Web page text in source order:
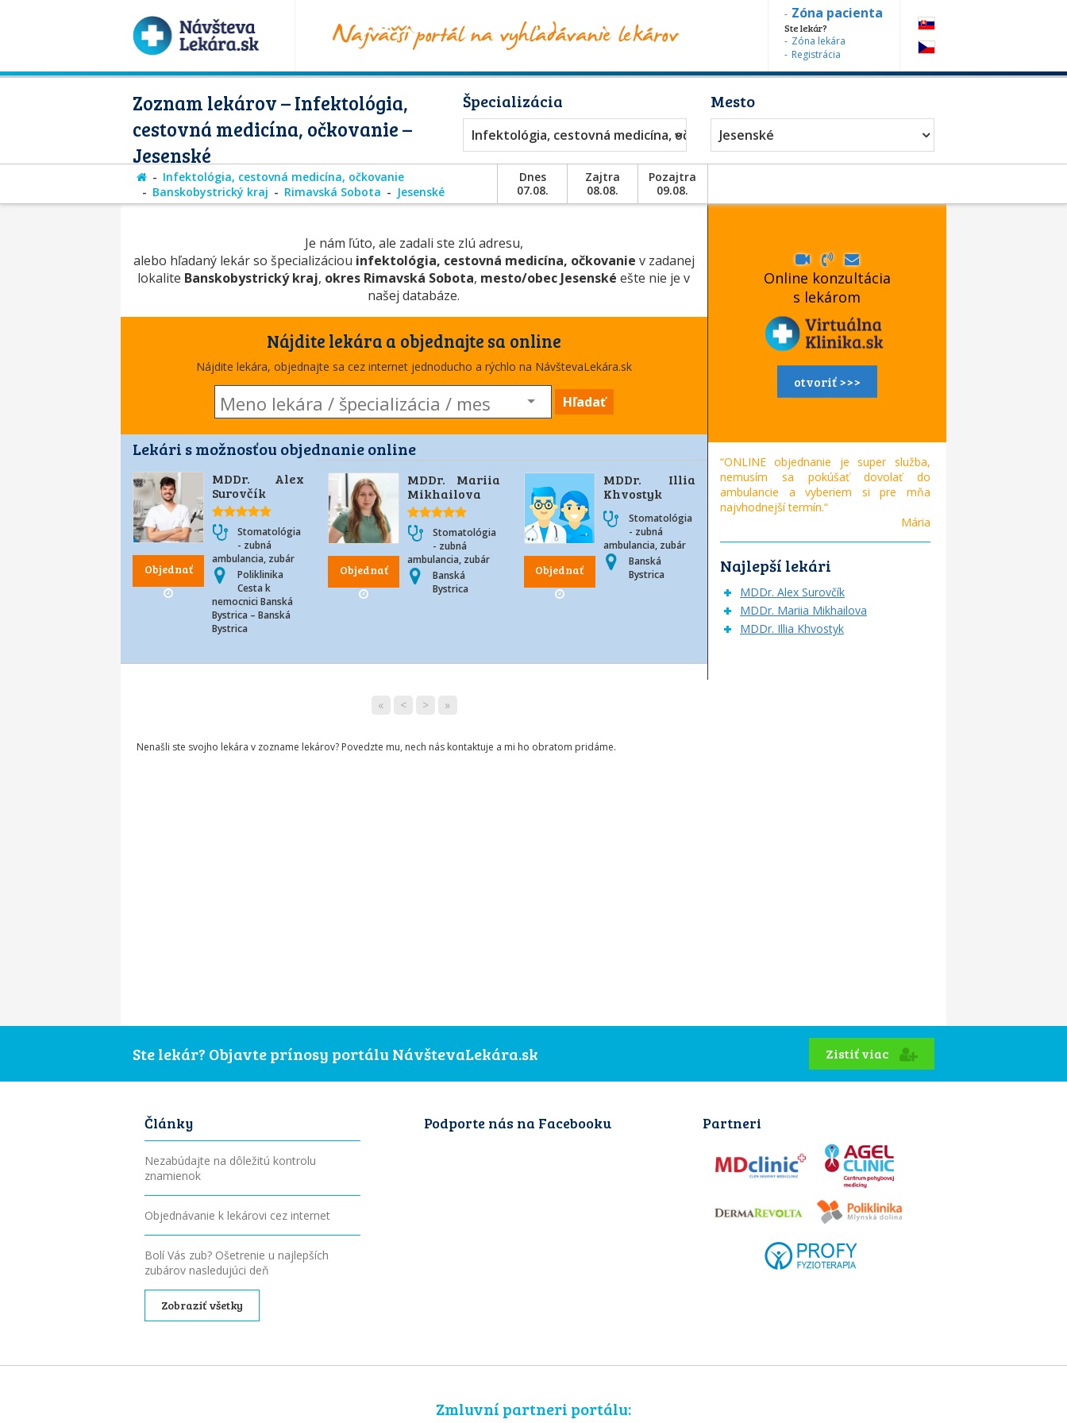
Zóna pacienta
Ste lekár?
Zóna lekára
Registrácia
Zoznam lekárov – Infektológia,
cestovná medicína, očkovanie –
Jesenské
Špecializácia
Infektológia, cestovná medicína, očkovanie
Mesto
Jesenské
Infektológia, cestovná medicína, očkovanie
Banskobystrický kraj
Rimavská Sobota Jesenské
Dnes
07.08.
Zajtra
08.08.
Pozajtra
09.08.
Je nám ľúto, ale zadali ste zlú adresu,
alebo hľadaný lekár so špecializáciou infektológia, cestovná medicína, očkovanie v zadanej
lokalite Banskobystrický kraj, okres Rimavská Sobota, mesto/obec Jesenské ešte nie je v
našej databáze.
Nájdite lekára a objednajte sa online
Nájdite lekára, objednajte sa cez internet jednoducho a rýchlo na NávštevaLekára.sk
Hľadať
Lekári s možnosťou objednanie online
Objednať
MDDr. Alex
Surovčík
Stomatológia
- zubná
ambulancia, zubár
Poliklinika
Cesta k
nemocnici Banská
Bystrica – Banská
Bystrica
Objednať
MDDr. Mariia
Mikhailova
Stomatológia
- zubná
ambulancia, zubár
Banská
Bystrica
Objednať
MDDr. Illia
Khvostyk
Stomatológia
- zubná
ambulancia, zubár
Banská
Bystrica
« < > »
Nenašli ste svojho lekára v zozname lekárov? Povedzte mu, nech nás kontaktuje a mi ho obratom pridáme.
Online konzultácia
s lekárom
otvoriť >>>
“ONLINE objednanie je super služba,
nemusím sa pokúšať dovolať do
ambulancie a vyberiem si pre mňa
najvhodnejší termín.“
Mária
Najlepší lekári
MDDr. Alex Surovčík
MDDr. Mariia Mikhailova
MDDr. Illia Khvostyk
Ste lekár? Objavte prínosy portálu NávštevaLekára.sk Zistiť viac
Články
Nezabúdajte na dôležitú kontrolu
znamienok
Objednávanie k lekárovi cez internet
Bolí Vás zub? Ošetrenie u najlepších
zubárov nasledujúci deň
Zobraziť všetky
Podporte nás na Facebooku Partneri
Zmluvní partneri portálu: